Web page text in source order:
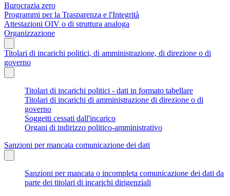
Burocrazia zero
Programmi per la Trasparenza e l'Integrità
Attestazioni OIV o di struttura analoga
Organizzazione
Titolari di incarichi politici, di amministrazione, di direzione o di
governo
Titolari di incarichi politici - dati in formato tabellare
Titolari di incarichi di amministrazione di direzione o di
governo
Soggetti cessati dall'incarico
Organi di indirizzo politico-amministrativo
Sanzioni per mancata comunicazione dei dati
Sanzioni per mancata o incompleta comunicazione dei dati da
parte dei titolari di incarichi dirigenziali